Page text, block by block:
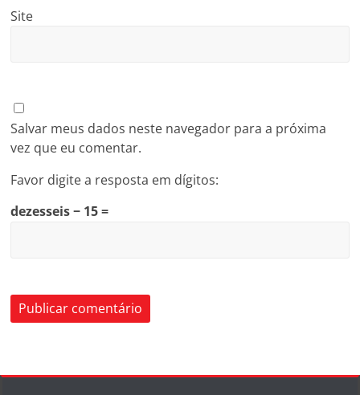
Site
Salvar meus dados neste navegador para a próxima
vez que eu comentar.
Favor digite a resposta em dígitos:
dezesseis − 15 =